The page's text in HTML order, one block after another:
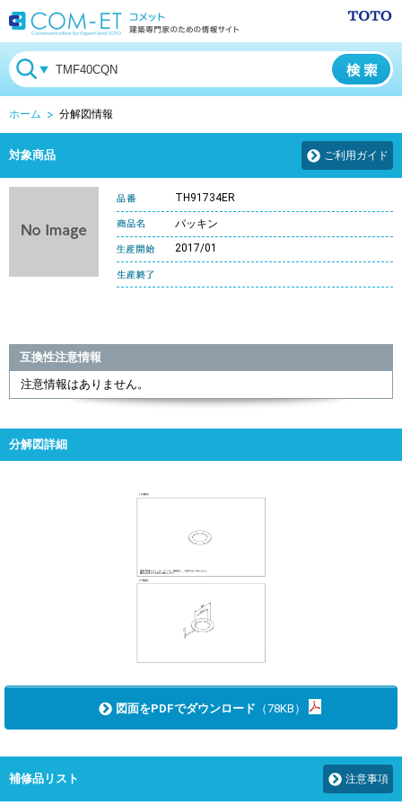
ホーム 分解図情報
対象商品 ご利用ガイド
TH91734ER
パッキン
2017/01
互換性注意情報
注意情報はありません。
分解図詳細
図面をPDFでダウンロード （78KB）
補修品リスト 注意事項